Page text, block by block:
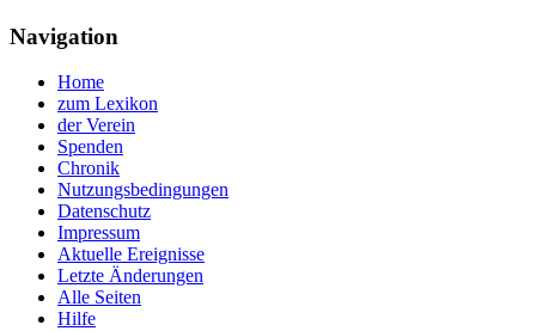
Navigation
Home
zum Lexikon
der Verein
Spenden
Chronik
Nutzungsbedingungen
Datenschutz
Impressum
Aktuelle Ereignisse
Letzte Änderungen
Alle Seiten
Hilfe